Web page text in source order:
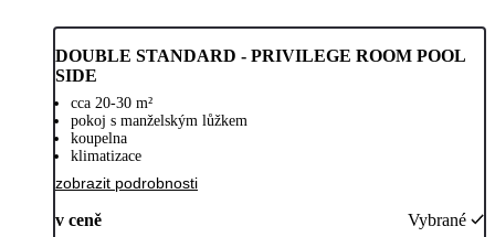
DOUBLE STANDARD - PRIVILEGE ROOM POOL
SIDE
cca 20-30 m²
pokoj s manželským lůžkem
koupelna
klimatizace
zobrazit podrobnosti
v ceně Vybrané